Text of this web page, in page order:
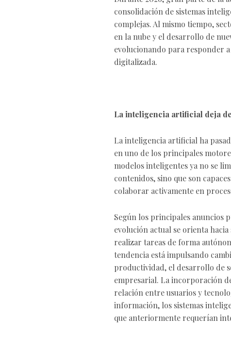
consolidación de sistemas
complejas. Al mismo tiempo,
en la nube y el desarrollo de
evolucionando para responder a
digitalizada.
La inteligencia artificial deja
La inteligencia artificial ha
en uno de los principales
modelos inteligentes ya no se
contenidos, sino que son
colaborar activamente en
Según los principales anuncios
evolución actual se orienta
realizar tareas de forma
tendencia está impulsando
productividad, el desarrollo de
empresarial. La incorporación
relación entre usuarios y
información, los sistemas
que anteriormente requerían